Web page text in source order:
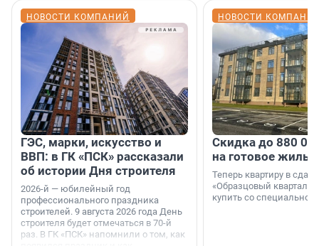
НОВОСТИ КОМПАНИЙ
ГЭС, марки, искусство и
ВВП: в ГК «ПСК» рассказали
об истории Дня строителя
2026-й — юбилейный год
профессионального праздника
строителей. 9 августа 2026 года День
строителя будет отмечаться в 70-й
раз. В ГК «ПСК» напомнили о том, как
НОВОСТИ
Скидка до 880
на готовое
Теперь квартиру в
«Образцовый квартал
купить со специальной